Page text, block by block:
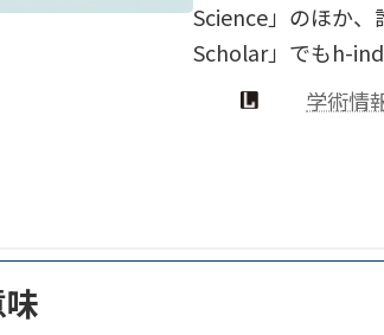
Science」のほか
Scholar」でもh-
学術情